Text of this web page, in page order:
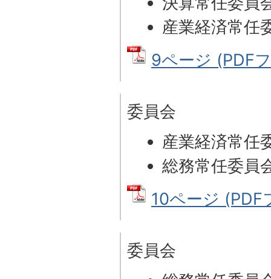
産業経済常任
9ページ (PDF
委員会
産業経済常任
総務常任委員
10ページ
委員会